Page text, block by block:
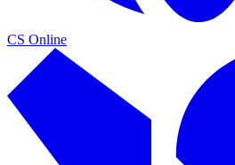
CS Online